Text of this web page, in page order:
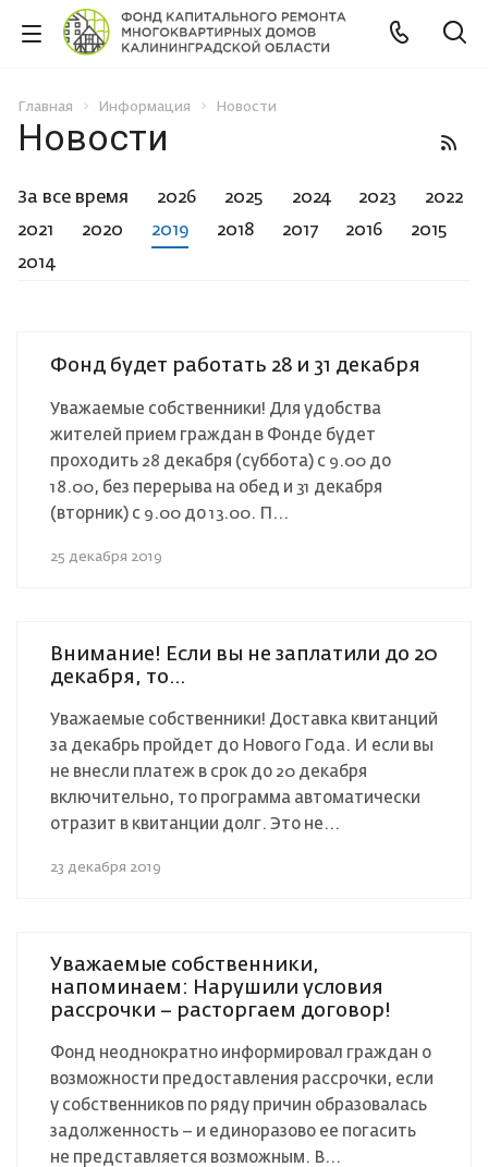
Главная Информация Новости
Новости
За все время 2026 2025 2024 2023
2022
2021
2020 2019 2018 2017 2016
2015
2014
Фонд будет работать 28 и 31 декабря
Уважаемые собственники! Для удобства
жителей прием граждан в Фонде будет
проходить 28 декабря (суббота) с 9.00 до
18.00, без перерыва на обед и 31 декабря
(вторник) с 9.00 до 13.00. П...
25 декабря 2019
Внимание! Если вы не заплатили до 20
декабря, то…
Уважаемые собственники! Доставка квитанций
за декабрь пройдет до Нового Года. И если вы
не внесли платеж в срок до 20 декабря
включительно, то программа автоматически
отразит в квитанции долг. Это не...
23 декабря 2019
Уважаемые собственники,
напоминаем: Нарушили условия
рассрочки – расторгаем договор!
Фонд неоднократно информировал граждан о
возможности предоставления рассрочки, если
у собственников по ряду причин образовалась
задолженность – и единоразово ее погасить
не представляется возможным. В...